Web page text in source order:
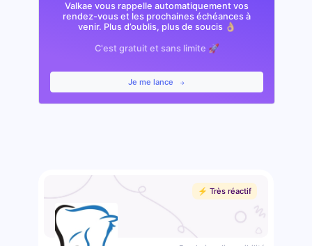
Valkae vous rappelle automatiquement vos
rendez-vous et les prochaines échéances à
venir. Plus d’oublis, plus de soucis 👌🏼
C'est gratuit et sans limite 🚀
Je me lance
⚡️ Très réactif